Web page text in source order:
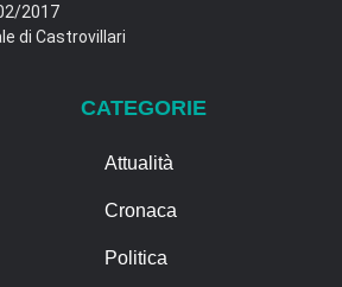
2017
di Castrovillari
CATEGORIE
Attualità
Cronaca
Politica